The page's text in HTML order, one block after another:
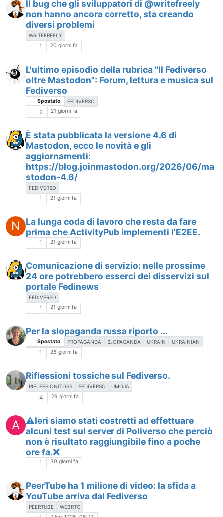
Il bug che gli sviluppatori di @writefreely
non hanno ancora corretto, sta creando
diversi problemi
WRITEFREELY
1 20 giorni fa
L'ultimo episodio della rubrica "Il Fediverso
oltre Mastodon": Forum, lettura e musica sul
Fediverso
Spostato FEDIVERSO
2 21 giorni fa
È stata pubblicata la versione 4.6 di
Mastodon, ecco le novità e gli
aggiornamenti:
https://blog.joinmastodon.org/2026/06/ma
stodon-4.6/
FEDIVERSO
1 21 giorni fa
N
La lunga coda di lavoro che resta da fare
prima che ActivityPub implementi l'E2EE.
1 21 giorni fa
Comunicazione di servizio: nelle prossime
24 ore potrebbero esserci dei disservizi sul
portale Fedinews
FEDIVERSO
1 21 giorni fa
Per la slopaganda russa riporto ...
Spostato PROPAGANDA SLOPAGANDA UKRAIN UKRAINIAN
1 26 giorni fa
Riflessioni tossiche sul Fediverso.
RIFLESSIONITOSS FEDIVERSO UMOJA
4 29 giorni fa
A
⚠️Ieri siamo stati costretti ad effettuare
alcuni test sul server di Poliverso che perciò
non è risultato raggiungibile fino a poche
ore fa.❌
1 30 giorni fa
PeerTube ha 1 milione di video: la sfida a
YouTube arriva dal Fediverso
PEERTUBE WEBRTC